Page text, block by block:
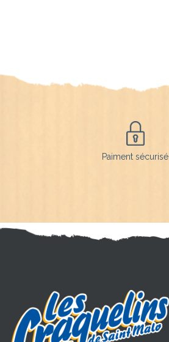
Paiment sécurisé